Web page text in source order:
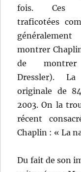
fois. Ces
traficotées
montrer
de
Dressler).
originale de
2003. On la
récent
Chaplin : « La
Du fait de son